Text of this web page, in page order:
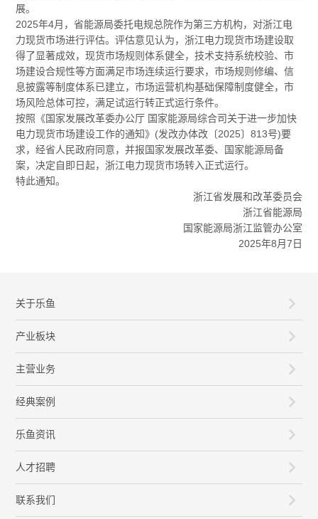
展。
2025年4月，省能源局委托电规总院作为第三方机构，对浙江电
力现货市场进行评估。评估意见认为，浙江电力现货市场建设取
得了显著成效，现货市场规则体系健全，技术支持系统校验、市
场建设合规性等方面满足市场连续运行要求，市场规则修编、信
息披露等制度体系已建立，市场运营机构基础保障制度健全，市
场风险总体可控，满足试运行转正式运行条件。
按照《国家发展改革委办公厅 国家能源局综合司关于进一步加快
电力现货市场建设工作的通知》(发改办体改〔2025〕813号)要
求，经省人民政府同意，并报国家发展改革委、国家能源局备
案，决定自即日起，浙江电力现货市场转入正式运行。
特此通知。
浙江省发展和改革委员会
浙江省能源局
国家能源局浙江监管办公室
2025年8月7日
关于乐鱼
产业板块
主营业务
经典案例
乐鱼资讯
人才招聘
联系我们